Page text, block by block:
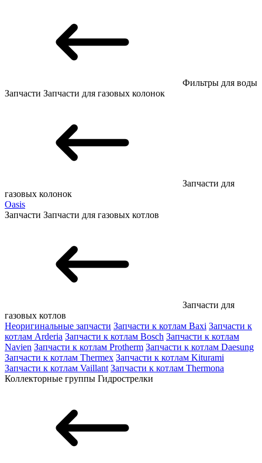
Фильтры для воды
Запчасти Запчасти для газовых колонок
Запчасти для
газовых колонок
Oasis
Запчасти Запчасти для газовых котлов
Запчасти для
газовых котлов
Неоригинальные запчасти Запчасти к котлам Baxi Запчасти к
котлам Arderia Запчасти к котлам Bosch Запчасти к котлам
Navien Запчасти к котлам Protherm Запчасти к котлам Daesung
Запчасти к котлам Thermex Запчасти к котлам Kiturami
Запчасти к котлам Vaillant Запчасти к котлам Thermona
Коллекторные группы Гидрострелки